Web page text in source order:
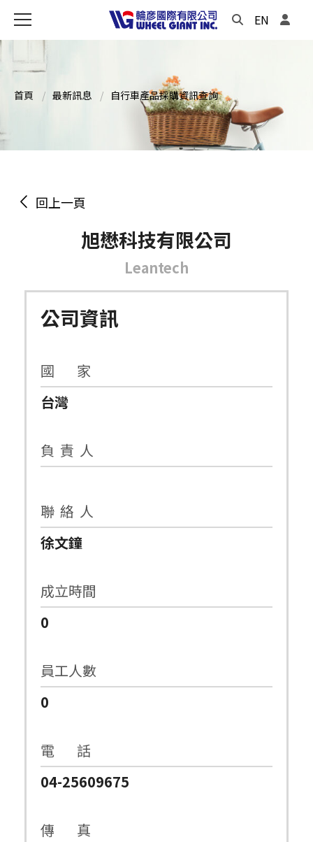
EN
首頁 最新訊息 自行車產品採購資訊查詢
回上一頁
旭懋科技有限公司
Leantech
公司資訊
國 家
台灣
負 責 人
聯 絡 人
徐文鐘
成立時間
0
員工人數
0
電 話
04-25609675
傳 真